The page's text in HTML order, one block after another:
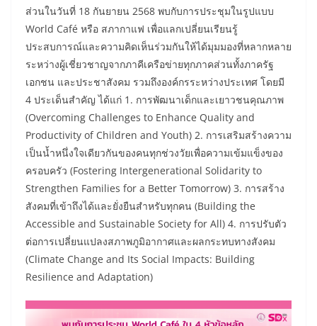
​ส่วนในวันที่ 18 กันยายน 2568 พบกับการประชุมในรูปแบบ
World Café หรือ สภากาแฟ เพื่อแลกเปลี่ยนเรียนรู้
ประสบการณ์และความคิดเห็นร่วมกันให้ได้มุมมองที่หลากหลาย
ระหว่างผู้เชี่ยวชาญจากภาคีเครือข่ายทุกภาคส่วนทั้งภาครัฐ
เอกชน และประชาสังคม รวมถึงองค์กรระหว่างประเทศ โดยมี
4 ประเด็นสำคัญ ได้แก่ 1. การพัฒนาเด็กและเยาวชนคุณภาพ
(Overcoming Challenges to Enhance Quality and
Productivity of Children and Youth) 2. การเสริมสร้างความ
เป็นน้ำหนึ่งใจเดียวกันของคนทุกช่วงวัยเพื่อความเข้มแข็งของ
ครอบครัว (Fostering Intergenerational Solidarity to
Strengthen Families for a Better Tomorrow) 3. การสร้าง
สังคมที่เข้าถึงได้และยั่งยืนสำหรับทุกคน (Building the
Accessible and Sustainable Society for All) 4. การปรับตัว
ต่อการเปลี่ยนแปลงสภาพภูมิอากาศและผลกระทบทางสังคม
(Climate Change and Its Social Impacts: Building
Resilience and Adaptation)